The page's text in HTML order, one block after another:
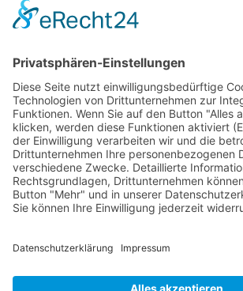
Newsletter
Versandinformationen
Verfügbarkeit/Verträglichkeit
Rechtliches
Widerrufsrecht und Widerrufsformular
Impressum
Datenschutzerklärung
Cookie-Einstellungen
AGB